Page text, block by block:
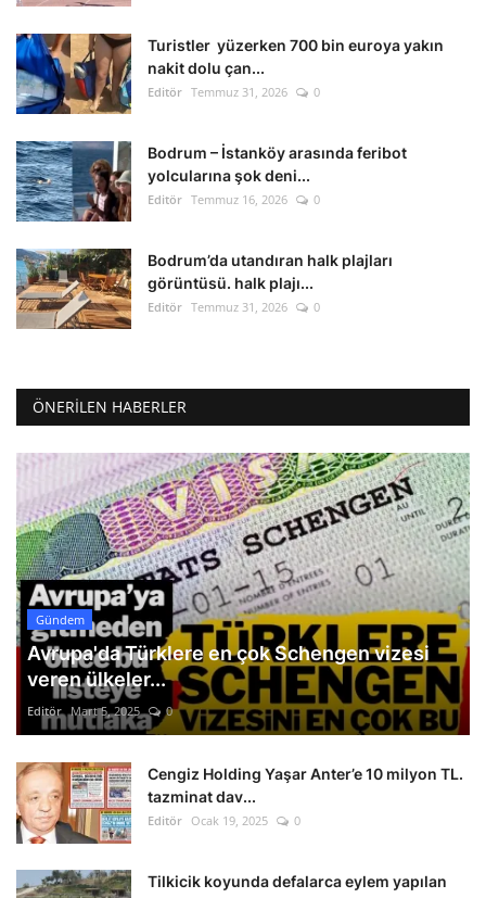
Turistler yüzerken 700 bin euroya yakın
nakit dolu çan...
Editör Temmuz 31, 2026 0
Bodrum – İstanköy arasında feribot
yolcularına şok deni...
Editör Temmuz 16, 2026 0
Bodrum’da utandıran halk plajları
görüntüsü. halk plajı...
Editör Temmuz 31, 2026 0
ÖNERILEN HABERLER
Gündem
Avrupa'da Türklere en çok Schengen vizesi
veren ülkeler...
Editör Mart 5, 2025 0
Cengiz Holding Yaşar Anter’e 10 milyon TL.
tazminat dav...
Editör Ocak 19, 2025 0
Tilkicik koyunda defalarca eylem yapılan